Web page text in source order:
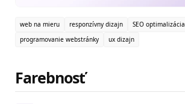
web na mieru responzívny dizajn SEO optimalizácia
programovanie webstránky
ux dizajn
Farebnosť